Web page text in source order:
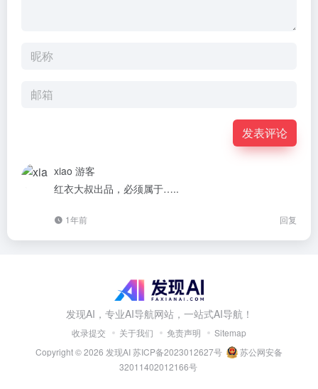
发表评论
xiao 游客
红衣大叔出品，必须属于…..
1年前 回复
发现AI，专业AI导航网站，一站式AI导航！
收录提交 关于我们 免责声明
Sitemap
Copyright © 2026 发现AI苏ICP备2023012627号
苏公网安备
32011402012166号